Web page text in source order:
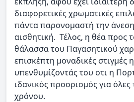
διαφορετικές χρωματικές
πάντα παρονομαστή την
αισθητική. Τέλος, η θέα προς
θάλασσα του Παγασητικού
επισκέπτη μοναδικές στιγμές
υπενθυμίζοντάς του οτι η
ιδανικός προορισμός για όλες
χρόνου.